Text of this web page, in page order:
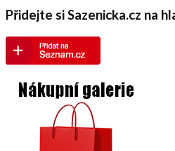
Přidejte si Sazenicka.cz na